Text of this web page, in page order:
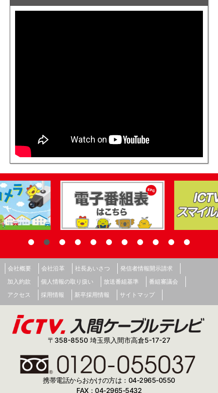
会社概要 会社沿革 社長あいさつ
発信者情報開示請求
加入約款
個人情報の取り扱い 放送番組基準
番組審議会
アクセス
採用情報 新卒採用情報 サイトマップ
〒358-8550 埼玉県入間市高倉5-17-27
携帯電話からおかけの方は：04-2965-0550
FAX：04-2965-5432